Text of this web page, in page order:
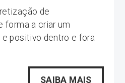
de
forma a criar um
positivo dentro e fora
SAIBA MAIS